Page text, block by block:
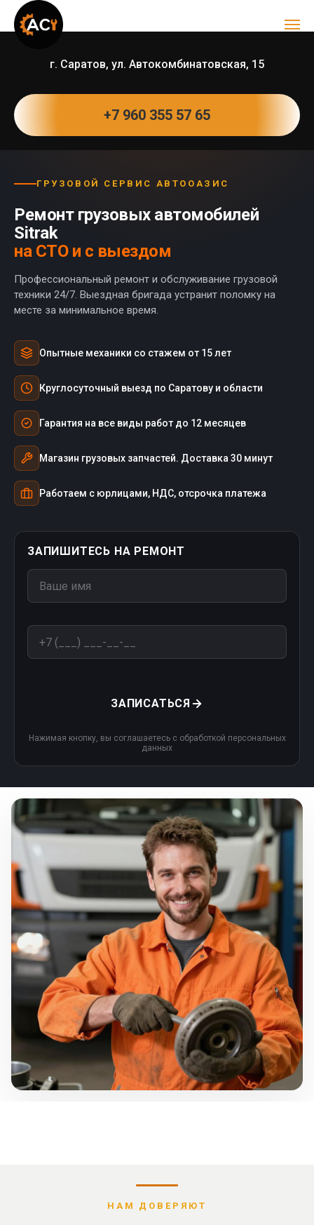
г. Саратов, ул. Автокомбинатовская, 15
+7 960 355 57 65
ГРУЗОВОЙ СЕРВИС АВТООАЗИС
Ремонт грузовых автомобилей
Sitrak
на СТО и с выездом
Профессиональный ремонт и обслуживание грузовой
техники 24/7. Выездная бригада устранит поломку на
месте за минимальное время.
Опытные механики со стажем от 15 лет
Круглосуточный выезд по Саратову и области
Гарантия на все виды работ до 12 месяцев
Магазин грузовых запчастей. Доставка 30 минут
Работаем с юрлицами, НДС, отсрочка платежа
ЗАПИШИТЕСЬ НА РЕМОНТ
ЗАПИСАТЬСЯ
Нажимая кнопку, вы соглашаетесь с обработкой персональных
данных
НАМ ДОВЕРЯЮТ